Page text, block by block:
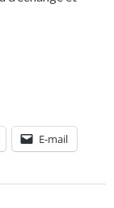
E-mail